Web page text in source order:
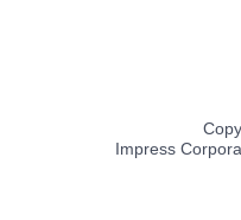
Impress